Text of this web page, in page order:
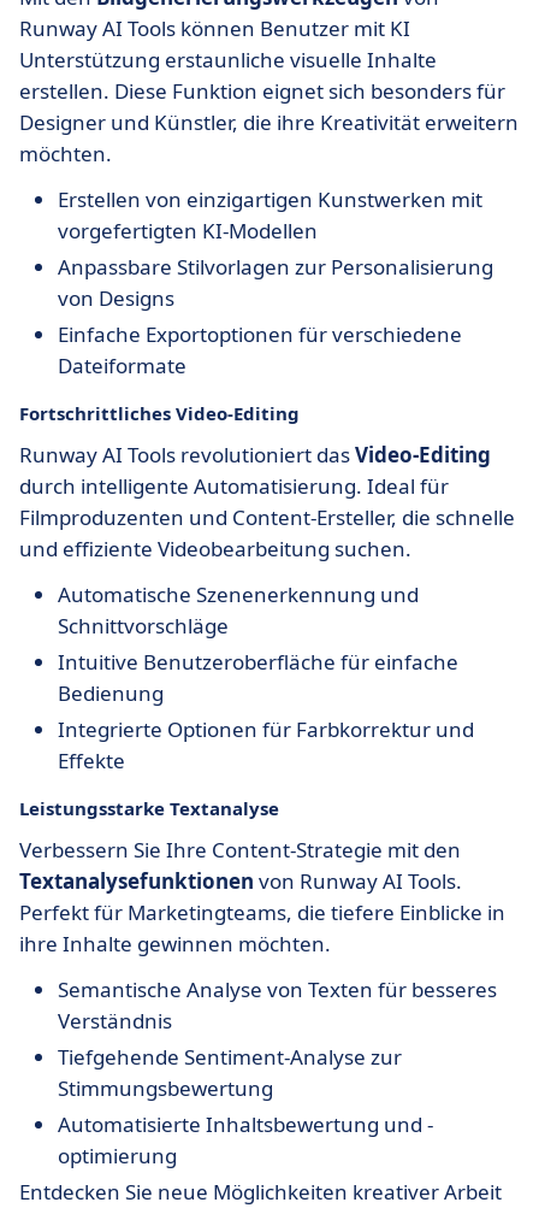
Runway AI Tools können Benutzer mit KI
Unterstützung erstaunliche visuelle Inhalte
erstellen. Diese Funktion eignet sich besonders für
Designer und Künstler, die ihre Kreativität erweitern
möchten.
Erstellen von einzigartigen Kunstwerken mit
vorgefertigten KI-Modellen
Anpassbare Stilvorlagen zur Personalisierung
von Designs
Einfache Exportoptionen für verschiedene
Dateiformate
Fortschrittliches Video-Editing
Runway AI Tools revolutioniert dasVideo-Editing
durch intelligente Automatisierung. Ideal für
Filmproduzenten und Content-Ersteller, die schnelle
und effiziente Videobearbeitung suchen.
Automatische Szenenerkennung und
Schnittvorschläge
Intuitive Benutzeroberfläche für einfache
Bedienung
Integrierte Optionen für Farbkorrektur und
Effekte
Leistungsstarke Textanalyse
Verbessern Sie Ihre Content-Strategie mit den
Textanalysefunktionen von Runway AI Tools.
Perfekt für Marketingteams, die tiefere Einblicke in
ihre Inhalte gewinnen möchten.
Semantische Analyse von Texten für besseres
Verständnis
Tiefgehende Sentiment-Analyse zur
Stimmungsbewertung
Automatisierte Inhaltsbewertung und -
optimierung
Entdecken Sie neue Möglichkeiten kreativer Arbeit